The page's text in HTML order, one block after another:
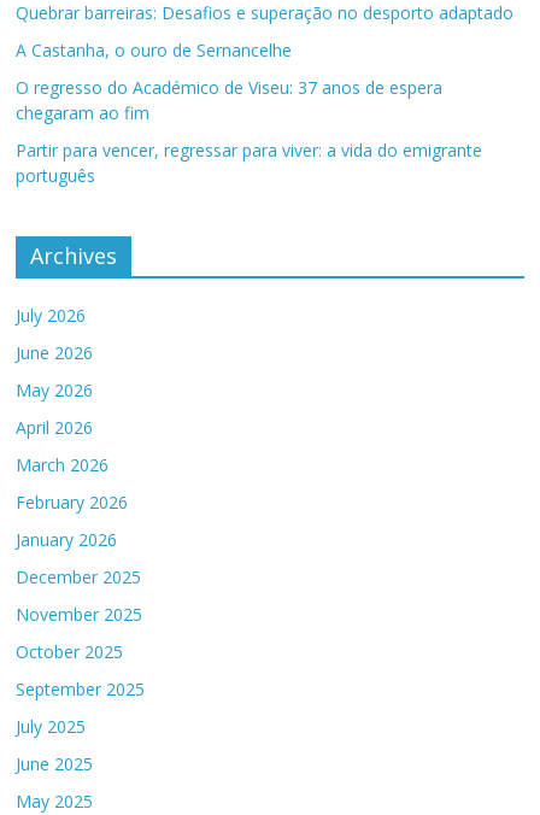
Quebrar barreiras: Desafios e superação no desporto adaptado
A Castanha, o ouro de Sernancelhe
O regresso do Académico de Viseu: 37 anos de espera
chegaram ao fim
Partir para vencer, regressar para viver: a vida do emigrante
português
Archives
July 2026
June 2026
May 2026
April 2026
March 2026
February 2026
January 2026
December 2025
November 2025
October 2025
September 2025
July 2025
June 2025
May 2025